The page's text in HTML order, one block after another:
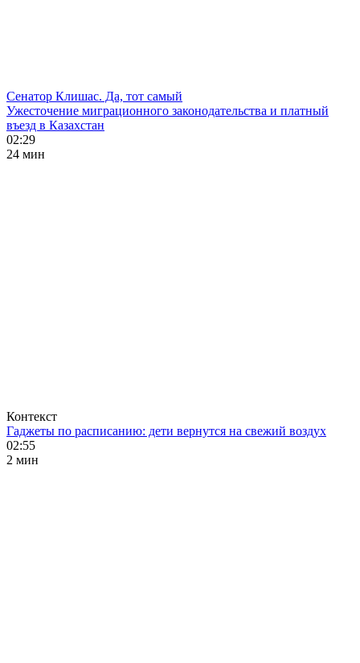
Сенатор Клишас. Да, тот самый
Ужесточение миграционного законодательства и платный
въезд в Казахстан
02:29
24 мин
Контекст
Гаджеты по расписанию: дети вернутся на свежий воздух
02:55
2 мин